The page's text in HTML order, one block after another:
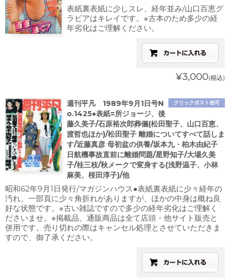
表紙裏表紙に少しスレ、経年並み/山口百恵グ
ラビアはキレイです。※古本のため多少の経
年劣化はご理解ください。
¥3,000(税込)
クリックポスト他可
週刊平凡 1989年9月1日号N
o.1425●表紙=所ジョージ、後
藤久美子/石原裕次郎葬儀(松田聖子、山口百恵、
渡哲也ほか)/松田聖子 離婚についてすべて話しま
す/近藤真彦 母初盆の供養/坂本九・柏木由紀子
日航機事故直前に離婚問題/星野知子/大場久美
子/桂三枝/秋メークで変身する(浅野温子、小林
麻美、桜田淳子)/他
昭和62年9月1日発行/マガジンハウス●表紙裏表紙に少々経年の
汚れ、一部頁に少々角折れがありますが、ほかの中身は概ね良
好な状態です。※古い雑誌ですので多少の経年劣化はご理解く
ださいませ。※掲載品、通販商品は全て店頭・他サイト販売と
併用です。売り切れの際はキャンセル処理とさせていただきま
すので、御了承ください。